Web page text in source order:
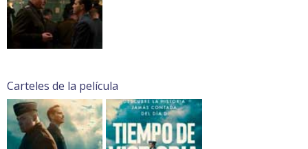
Carteles de la película